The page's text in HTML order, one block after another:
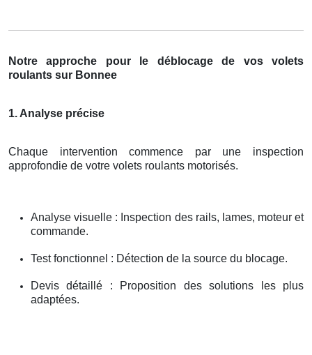
Notre approche pour le déblocage de vos volets
roulants sur Bonnee
1. Analyse précise
Chaque intervention commence par une inspection
approfondie de votre volets roulants motorisés.
Analyse visuelle : Inspection des rails, lames, moteur et
commande.
Test fonctionnel : Détection de la source du blocage.
Devis détaillé : Proposition des solutions les plus
adaptées.